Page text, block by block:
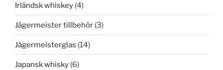
Irländsk whiskey (4)
Jägermeister tillbehör (3)
Jägermeisterglas (14)
Japansk whisky (6)